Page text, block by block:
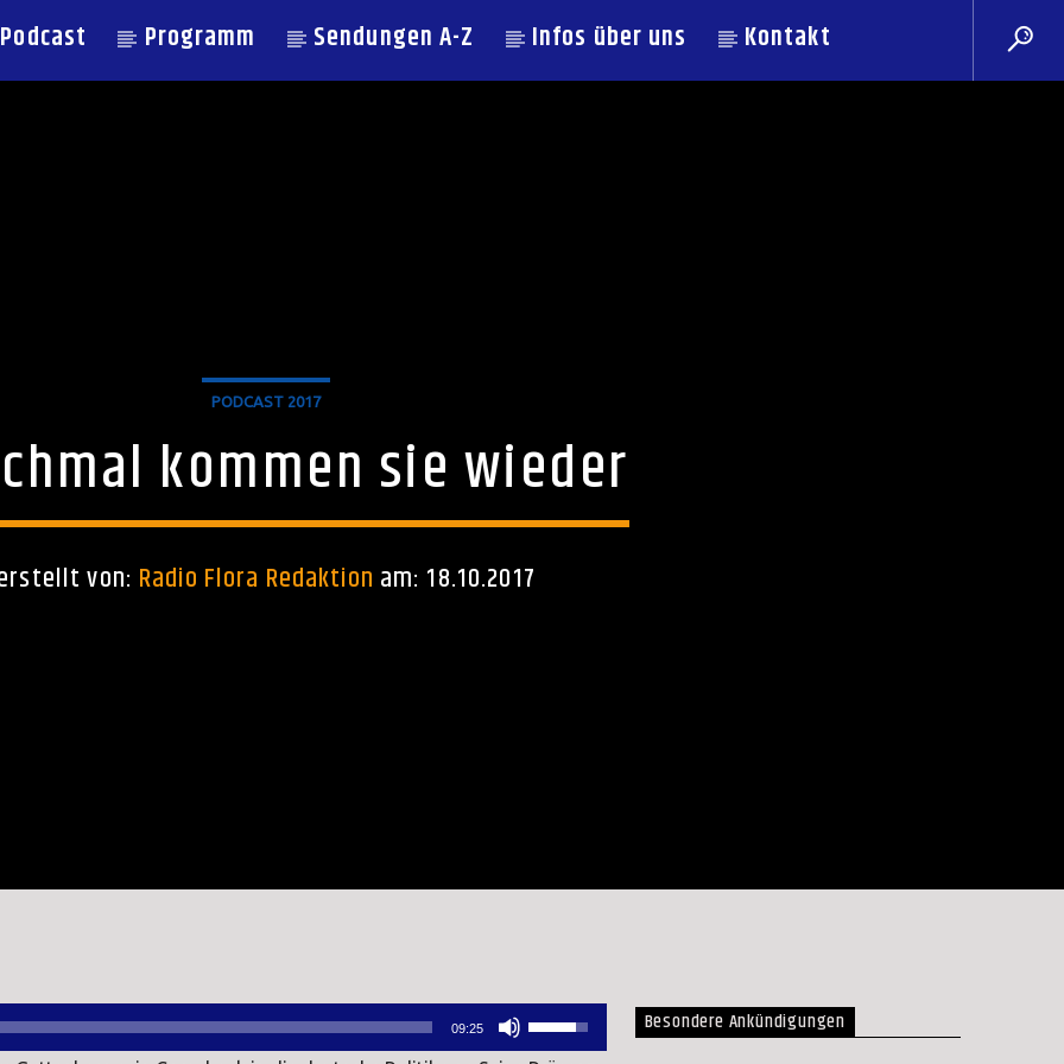
Podcast Programm Sendungen A-Z Infos über uns Kontakt
PODCAST 2017
kommen sie wieder
von: Radio Flora Redaktion am: 18.10.2017
09:25
Pfeiltasten
Hoch/Runter
Besondere Ankündigungen